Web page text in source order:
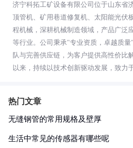
济宁科拓工矿设备有限公司位于山东省
顶管机、矿用巷道修复机、太阳能光伏
程机械，深耕机械制造领域，产品广泛
等行业。公司秉承"专业资质，卓越质量
队与完善供应链，为客户提供高性价比
以来，持续以技术创新驱动发展，致力
热门文章
无缝钢管的常用规格及壁厚
生活中常见的传感器有哪些呢